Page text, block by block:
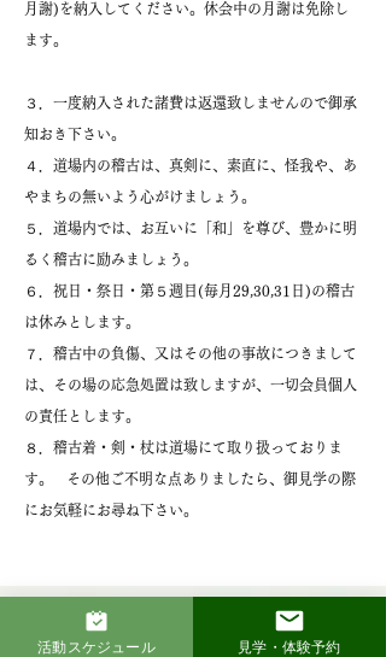
月謝)を納入してください。休会中の月謝は免除し
ます。
３．一度納入された諸費は返還致しませんので御承
知おき下さい。
４．道場内の稽古は、真剣に、素直に、怪我や、あ
やまちの無いよう心がけましょう。
５．道場内では、お互いに「和」を尊び、豊かに明
るく稽古に励みましょう。
６．祝日・祭日・第５週目(毎月29,30,31日)の稽古
は休みとします。
７．稽古中の負傷、又はその他の事故につきまして
は、その場の応急処置は致しますが、一切会員個人
の責任とします。
８．稽古着・剣・杖は道場にて取り扱っておりま
す。 その他ご不明な点ありましたら、御見学の際
にお気軽にお尋ね下さい。
活動スケジュール 見学・体験予約